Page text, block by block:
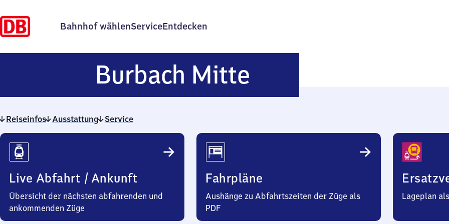
Bahnhof wählenServiceEntdecken
Burbach Mitte
Mitte
Reiseinfos Ausstattung Service
Reiseinfos
Live Abfahrt / Ankunft
Übersicht der nächsten abfahrenden und
ankommenden Züge
Fahrpläne
Aushänge zu Abfahrtszeiten der Züge als
PDF
Lageplan